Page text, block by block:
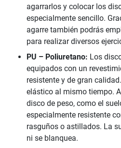
agarrarlos y colocar los
especialmente sencillo.
agarre también podrás
para realizar diversos
PU – Poliuretano: Los
equipados con un
resistente y de gran
elástico al mismo tiempo.
disco de peso, como el
especialmente resistente
rasguños o astillados. La
ni se blanquea.